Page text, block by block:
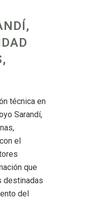
técnica en
Sarandí,
el
que
destinadas
del